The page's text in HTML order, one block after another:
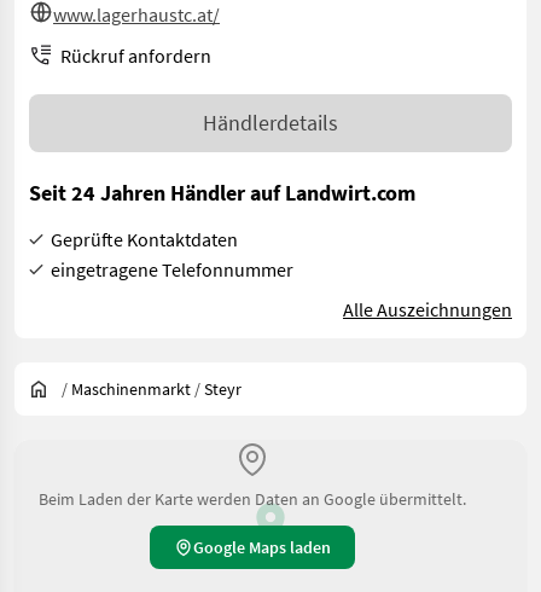
www.lagerhaustc.at/
Rückruf anfordern
Händlerdetails
Seit 24 Jahren Händler auf Landwirt.com
Geprüfte Kontaktdaten
eingetragene Telefonnummer
Alle Auszeichnungen
/ Maschinenmarkt /Steyr
Beim Laden der Karte werden Daten an Google übermittelt.
Google Maps laden